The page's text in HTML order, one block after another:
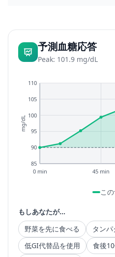
予測血糖応答
Peak: 101.9 mg/dL
85
90
95
100
105
110
0 min 45 min
mg/dL
こ
もしあなたが...
野菜を先に食べる
タン
低GI代替品を使用
食後